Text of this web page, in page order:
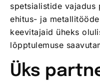
spetsialistide vajadus
ehitus- ja
keevitajaid üheks
lõpptulemuse
Üks